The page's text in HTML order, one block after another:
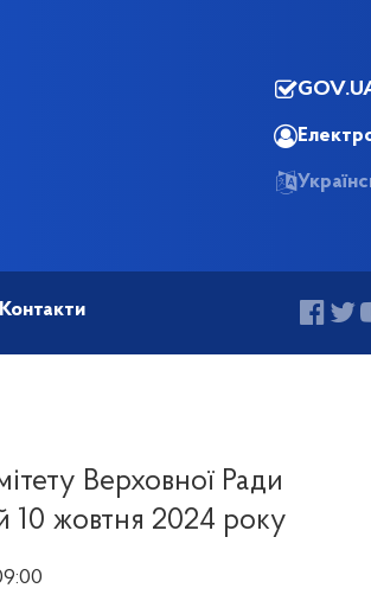
Контакти
Верховної Ради
10 жовтня 2024 року